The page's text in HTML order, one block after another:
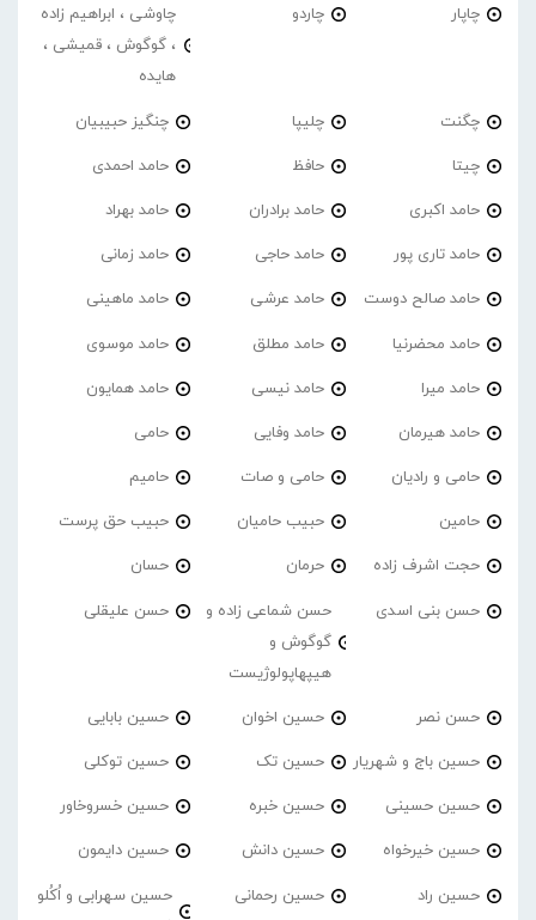
چاپار چاردو
چاوشی ، ابراهیم زاده
، گوگوش ، قمیشی ،
هایده
چگنت چلیپا چنگیز حبیبیان
چیتا حافظ حامد احمدی
حامد اکبری حامد برادران حامد بهراد
حامد تاری پور حامد حاجی حامد زمانی
حامد صالح دوست حامد عرشی حامد ماهینی
حامد محضرنیا حامد مطلق حامد موسوی
حامد میرا حامد نیسی حامد همایون
حامد هیرمان حامد وفایی حامی
حامی و رادیان حامی و صات حامیم
حامین حبیب حامیان حبیب حق پرست
حجت اشرف زاده حرمان حسان
حسن بنی اسدی
حسن شماعی زاده و
گوگوش و
هیپهاپولوژیست
حسن علیقلی
حسن نصر حسین اخوان حسین بابایی
حسین باج و شهریار حسین تک حسین توکلی
حسین حسینی حسین خبره حسین خسروخاور
حسین خیرخواه حسین دانش حسین دایمون
حسین راد حسین رحمانی
حسین سهرابی و اُکُلو